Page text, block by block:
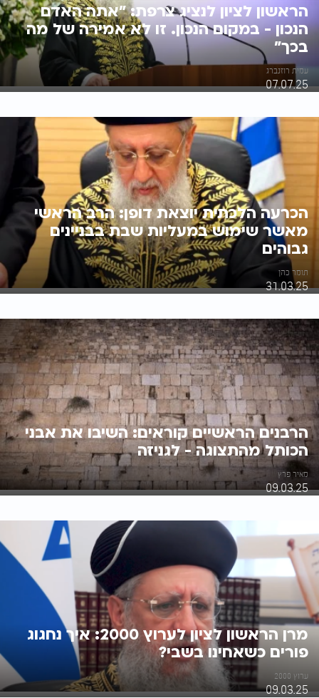
הראשון לציון לנציג צרפת: "אתה האדם
הנכון - במקום הנכון. זו לא אמירה של מה
בכך"
עמית רוזנברג
07.07.25
הכרעה הלכתית יוצאת דופן: הרב הראשי
מאשר שימוש במעליות שבת בבניינים
גבוהים
תומר כהן
31.03.25
הרבנים הראשיים קוראים: השיבו את אבני
הכותל מהתצוגה - לגניזה
מאיר פרץ
09.03.25
מרן הראשון לציון לערוץ 2000: איך נחגוג
פורים כשאחינו בשבי?
ערוץ 2000
09.03.25